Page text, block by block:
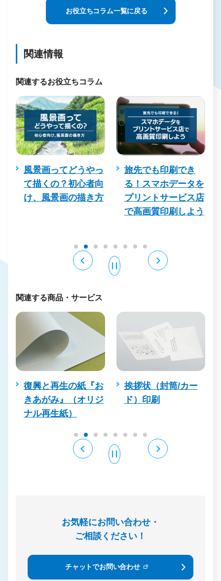
お役立ちコラム一覧に戻る
関連情報
関連するお役立ちコラム
風景画ってどうやっ
て描くの？初心者向
け、風景画の描き方
旅先でも印刷でき
る！スマホデータを
プリントサービス店
で高画質印刷しよう
関連する商品・サービス
復興と再生の紙『お
きあがみ』（オリジ
ナル再生紙）
挨拶状（封筒/カー
ド）印刷
お気軽にお問い合わせ・
ご相談ください！
チャットでお問い合わせ